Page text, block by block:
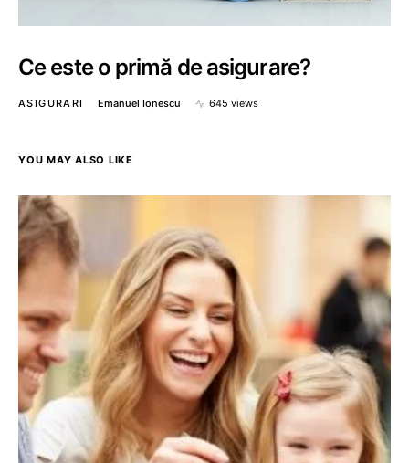
Ce este o primă de asigurare?
ASIGURARI Emanuel Ionescu 645 views
YOU MAY ALSO LIKE